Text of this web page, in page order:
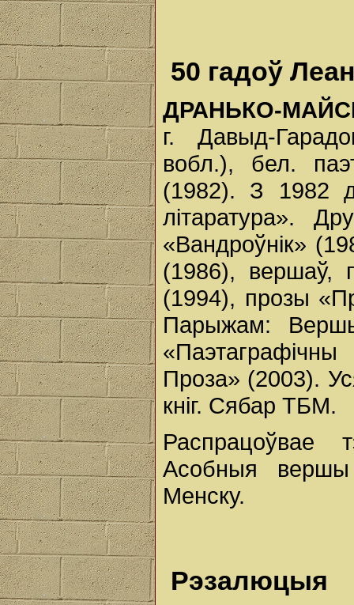
50 гадоў
ДРАНЬКО-
г. Давыд-
вобл.), бел.
(1982). З 1982
літаратура».
«Вандроўнік»
(1986), вершаў,
(1994), прозы
Парыжам:
Проза» (2003).
кніг. Сябар ТБМ.
Распрацоўвае
Асобныя
Менску.
Рэзалюцыя